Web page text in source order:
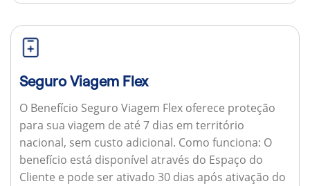
Seguro Viagem Flex
O Benefício Seguro Viagem Flex oferece proteção
para sua viagem de até 7 dias em território
nacional, sem custo adicional. Como funciona: O
benefício está disponível através do Espaço do
Cliente e pode ser ativado 30 dias após ativação do